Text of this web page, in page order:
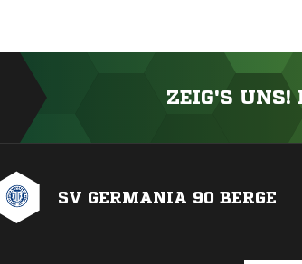
ZEIG'S UNS!
SV GERMANIA 90 BERGE